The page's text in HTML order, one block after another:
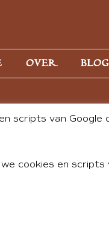
OVER BLOG
© 2026 ALL PHOTOS &
scripts van
cookies en